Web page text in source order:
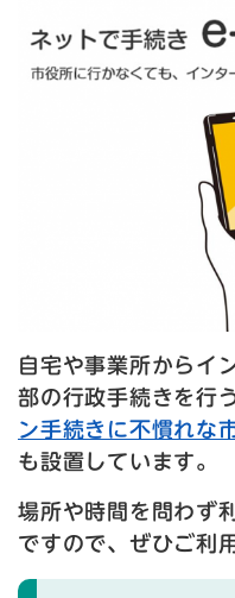
自宅や事業所からイ
部の行政手続きを行
ン手続きに不慣れな
も設置しています。
場所や時間を問わず
ですので、ぜひご利